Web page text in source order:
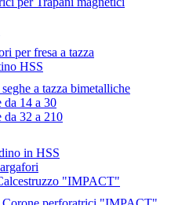
per fresa a tazza
HSS
a tazza bimetalliche
da 14 a 30
da 32 a 210
in HSS
"IMPACT"